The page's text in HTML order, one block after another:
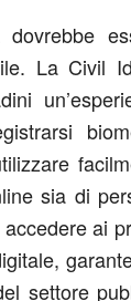
dovrebbe
La Civil
sia di
ai
settore